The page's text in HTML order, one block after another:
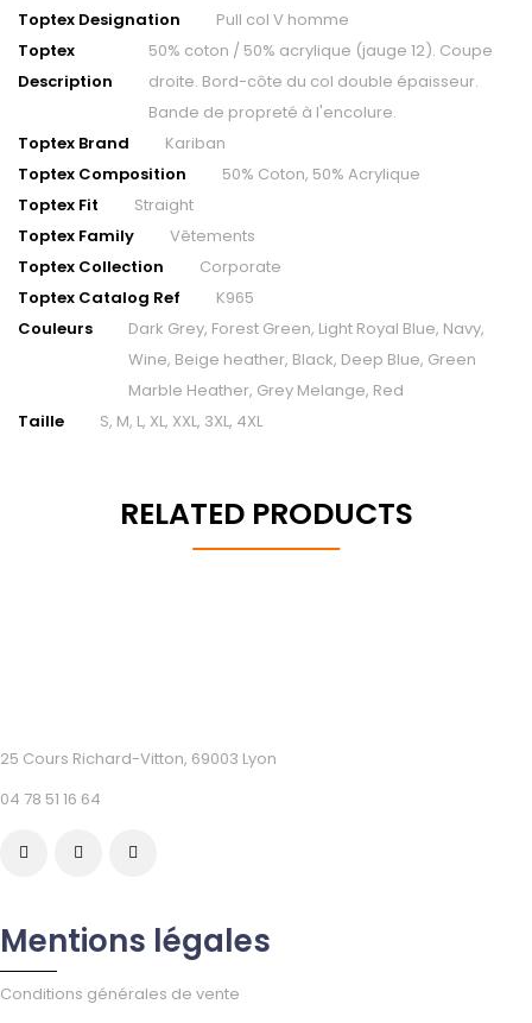
Toptex Designation
Pull col V homme
Toptex
Description
50% coton / 50% acrylique (jauge 12). Coupe
droite. Bord-côte du col double épaisseur.
Bande de propreté à l'encolure.
Toptex Brand
Kariban
Toptex Composition
50% Coton, 50% Acrylique
Toptex Fit
Straight
Toptex Family
Vêtements
Toptex Collection
Corporate
Toptex Catalog Ref
K965
Couleurs
Dark Grey, Forest Green, Light Royal Blue, Navy,
Wine, Beige heather, Black, Deep Blue, Green
Marble Heather, Grey Melange, Red
Taille
S, M, L, XL, XXL, 3XL, 4XL
RELATED PRODUCTS
25 Cours Richard-Vitton, 69003 Lyon
04 78 51 16 64
Mentions légales
Conditions générales de vente